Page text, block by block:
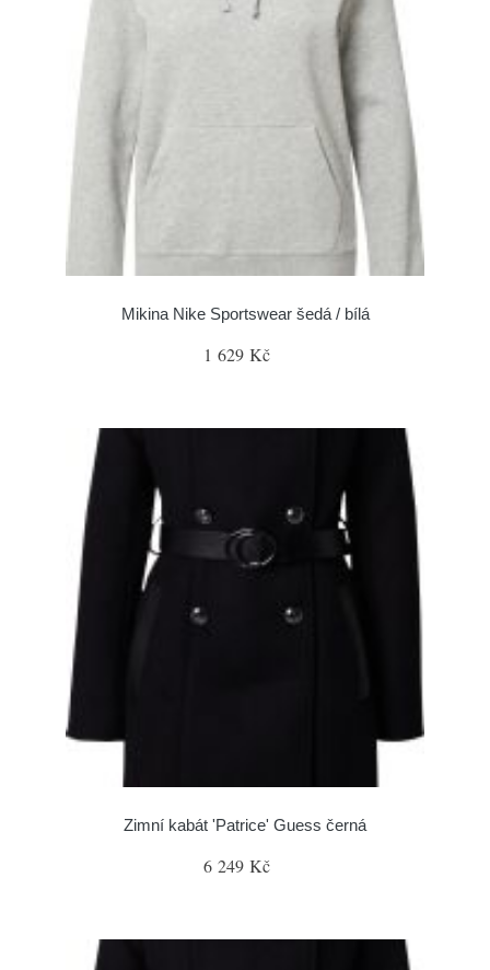
Mikina Nike Sportswear šedá / bílá
1 629 Kč
Zimní kabát 'Patrice' Guess černá
6 249 Kč